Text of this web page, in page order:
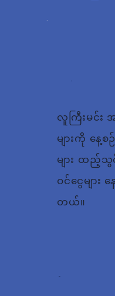
လူကြီးမင်း
များကို နေ့
များ ထည့်သွ
ဝင်ငွေများ
တယ်။